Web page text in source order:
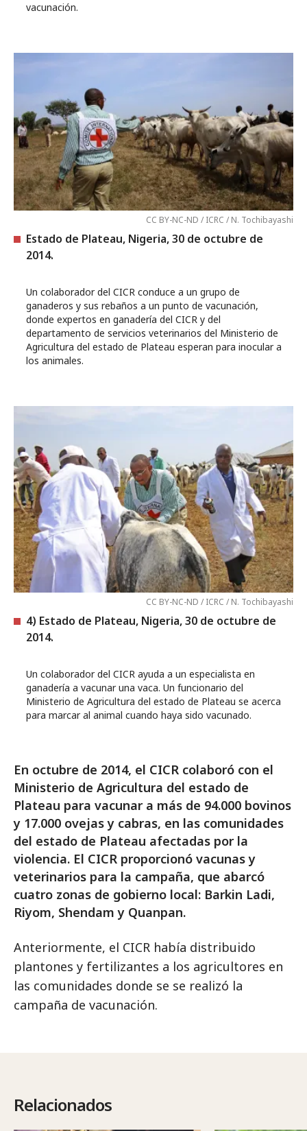
vacunación.
CC BY-NC-ND / ICRC / N. Tochibayashi
Estado de Plateau, Nigeria, 30 de octubre de
2014.
Un colaborador del CICR conduce a un grupo de
ganaderos y sus rebaños a un punto de vacunación,
donde expertos en ganadería del CICR y del
departamento de servicios veterinarios del Ministerio de
Agricultura del estado de Plateau esperan para inocular a
los animales.
CC BY-NC-ND / ICRC / N. Tochibayashi
4) Estado de Plateau, Nigeria, 30 de octubre de
2014.
Un colaborador del CICR ayuda a un especialista en
ganadería a vacunar una vaca. Un funcionario del
Ministerio de Agricultura del estado de Plateau se acerca
para marcar al animal cuando haya sido vacunado.
En octubre de 2014, el CICR colaboró con el
Ministerio de Agricultura del estado de
Plateau para vacunar a más de 94.000 bovinos
y 17.000 ovejas y cabras, en las comunidades
del estado de Plateau afectadas por la
violencia. El CICR proporcionó vacunas y
veterinarios para la campaña, que abarcó
cuatro zonas de gobierno local: Barkin Ladi,
Riyom, Shendam y Quanpan.
Anteriormente, el CICR había distribuido
plantones y fertilizantes a los agricultores en
las comunidades donde se se realizó la
campaña de vacunación.
Relacionados